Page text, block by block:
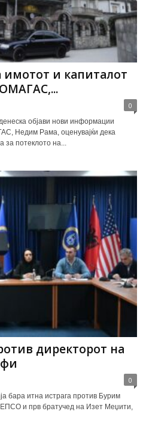
имотот и капиталот
0
објави нови информации
Недим Рама, оценувајќи дека
за потеклото на...
директорот на
0
бара итна истрага против Бурим
и прв братучед на Изет Меџити,